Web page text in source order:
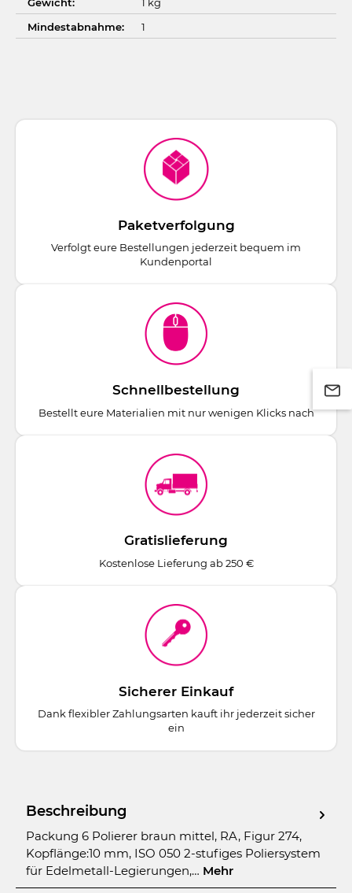
Gewicht:
1 kg
Mindestabnahme:
1
Paketverfolgung
Verfolgt eure Bestellungen jederzeit bequem im
Kundenportal
Schnellbestellung
Bestellt eure Materialien mit nur wenigen Klicks nach
Gratislieferung
Kostenlose Lieferung ab 250 €
Sicherer Einkauf
Dank flexibler Zahlungsarten kauft ihr jederzeit sicher
ein
Beschreibung
Packung 6 Polierer braun mittel, RA, Figur 274,
Kopflänge:10 mm, ISO 050 2-stufiges Poliersystem
für Edelmetall-Legierungen,… Mehr